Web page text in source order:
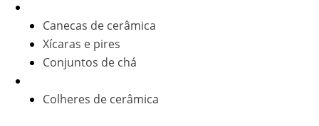
Canecas de cerâmica
Xícaras e pires
Conjuntos de chá
Colheres de cerâmica